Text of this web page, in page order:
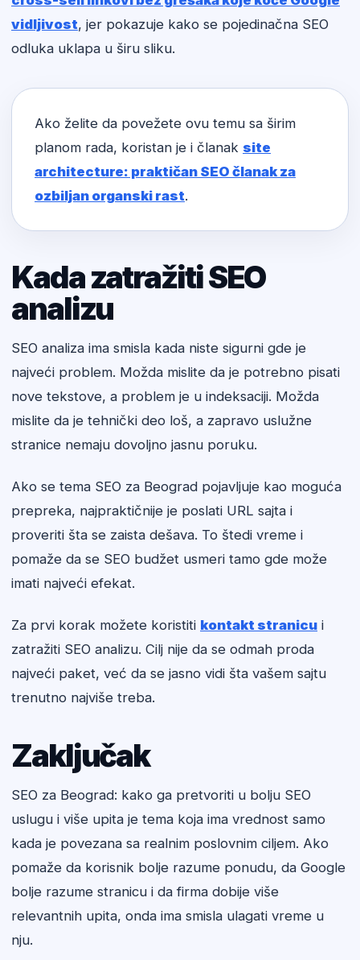
vidljivost, jer pokazuje kako se pojedinačna SEO
odluka uklapa u širu sliku.
Ako želite da povežete ovu temu sa širim
planom rada, koristan je i članak site
architecture: praktičan SEO članak za
ozbiljan organski rast.
Kada zatražiti SEO
analizu
SEO analiza ima smisla kada niste sigurni gde je
najveći problem. Možda mislite da je potrebno pisati
nove tekstove, a problem je u indeksaciji. Možda
mislite da je tehnički deo loš, a zapravo uslužne
stranice nemaju dovoljno jasnu poruku.
Ako se tema SEO za Beograd pojavljuje kao moguća
prepreka, najpraktičnije je poslati URL sajta i
proveriti šta se zaista dešava. To štedi vreme i
pomaže da se SEO budžet usmeri tamo gde može
imati najveći efekat.
Za prvi korak možete koristiti kontakt stranicu i
zatražiti SEO analizu. Cilj nije da se odmah proda
najveći paket, već da se jasno vidi šta vašem sajtu
trenutno najviše treba.
Zaključak
SEO za Beograd: kako ga pretvoriti u bolju SEO
uslugu i više upita je tema koja ima vrednost samo
kada je povezana sa realnim poslovnim ciljem. Ako
pomaže da korisnik bolje razume ponudu, da Google
bolje razume stranicu i da firma dobije više
relevantnih upita, onda ima smisla ulagati vreme u
nju.